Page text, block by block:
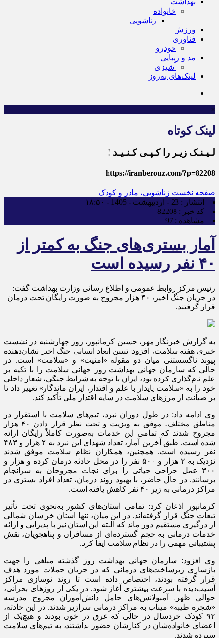
بهداشت
خانواده
زناشویی
ورزش
فناوری
خودرو
مد و زیبایی
آشپزی
لینک‌های به‌روز
×
لینک کوتاه
لـیـنـک زیـر را کـپـی کـنـیـد !
https://iranberouz.com/?p=82208
صفحه نخست زناشویی، مادر و کودک
انتشار : 23 - اردیبهشت - 1405 - ۱۸:۵۰
کد خبر : 82208
مشاهده : 97
آمار بستری‌های جنگ به کمتر از
۴۰ نفر رسیده است
رئیس مرکز روابط عمومی و اطلاع رسانی وزارت بهداشت گفت:
در جریان جنگ اخیر، ۴۰ هزار مجروح به‌ صورت رایگان تحت درمان
قرار گرفتند.
به گزارش خبرنگار مهر، حسین کرمانپور، روز چهارشنبه در نشست
خبری هفته سلامت، افزود: تبیین ابعاد انسانی جنگ اخیر نشان‌دهنده
پیوند ناگسستنی میان دو مقوله «امنیت» و «سلامت» است. در
حالی که سازمان جهانی بهداشت روز جهانی سلامت را با تکیه بر
علم نام‌گذاری کرده بود، ایران با توجه به شرایط جنگی، شعار داخلی
خود را به «سلامت پایدار با علم و اقتدار، ایران ماندگار» تغییر داد تا
بر صیانت از مرزهای سلامت در سایه اقتدار ملی تأکید کند.
وی ادامه داد: در طول دوران نبرد، تیم‌های سلامت با استقرار در
مناطق مختلف، موفق به ویزیت و تحت نظر قرار دادن ۴۰ هزار
مجروح شدند که تمامی این خدمات به‌صورت کاملاً رایگان ارائه
شده است. طبق آخرین آمار، تعداد شهدای این نبرد به ۳ هزار و ۴۸۳
نفر رسیده است. همچنین، همکاران نظام سلامت موفق شدند
نزدیک به ۲ هزار و ۵۰۰ نفر را در محل حادثه درمان کرده و هزار و
۳۰۰ عمل جراحی حیاتی را برای نجات مجروحان به سرانجام
برسانند. در حال حاضر، با بهبود روند درمان، تعداد افراد بستری در
مراکز درمانی به زیر ۴۰ نفر کاهش یافته است.
کرمانپور اذعان کرد: تمامی استان‌های کشور به‌نحوی تحت تأثیر
تبعات جنگ قرار گرفته‌اند. در این میان، تنها استان خراسان شمالی
از درگیری مستقیم دور ماند که البته این استان نیز با پذیرایی و ارائه
خدمات درمانی به حجم گسترده‌ای از مسافران و پناهجویان، نقش
پشتیبانی مهمی را در نظام سلامت ایفا کرد.
وی افزود: سازمان جهانی بهداشت روز گذشته مبلغی را جهت
بازسازی زیرساخت‌های درمانی که در جریان حملات مورد هدف
قرار گرفته بودند، اختصاص داده است تا روند نوسازی مراکز
آسیب‌دیده با سرعت بیشتری آغاز شود. در یکی از روزهای بحرانی،
حوالی ظهر، آمبولانس‌های حامل دانش‌آموزان مجروح مدرسه
«شجره طیبه» میناب به مراکز درمانی سرازیر شدند. در این حادثه،
۹۲ کودک خردسال در حالی که غرق در خون بودند و هیچ‌یک از
اعضای خانواده‌شان در کنارشان حضور نداشتند، به تیم‌های سلامت
سپرده شدند.